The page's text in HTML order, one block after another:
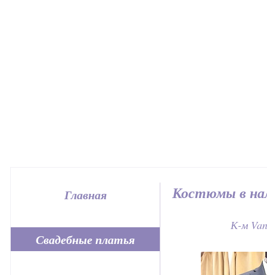
Главная
Свадебные платья
Костюмы в
К-м